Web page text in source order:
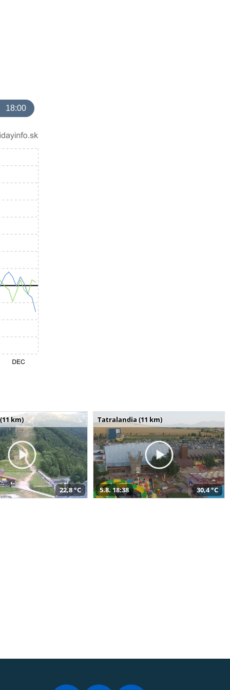
18:00
km)
22,8 °C
Tatralandia (11 km)
5.8. 18:38 30,4 °C